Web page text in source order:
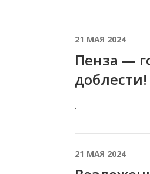
21 МАЯ 2024
Пенза —
доблести!
.
21 МАЯ 2024